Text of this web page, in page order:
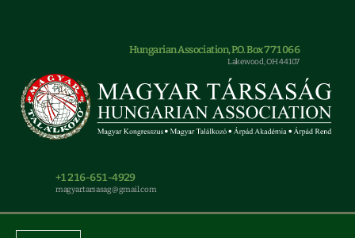
Hungarian Association, P.O. Box 771066
Lakewood, OH 44107
+1 216-651-4929
magyar.tarsasag@gmail.com